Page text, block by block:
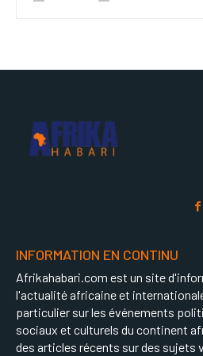
INFORMATION EN CONTINU
Afrikahabari.com est un site
l'actualité africaine et
particulier sur les événements
sociaux et culturels du continent
des articles récents sur des sujets